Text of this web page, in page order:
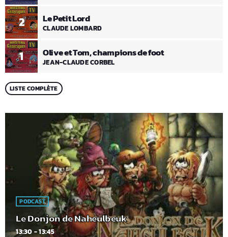
1 Olive et Tom, champions de foot
JEAN-CLAUDE CORBEL
2 Le Petit Lord
CLAUDE LOMBARD
LISTE COMPLÈTE
PODCAST
Le Donjon de Naheulbeuk
13:30 - 13:45